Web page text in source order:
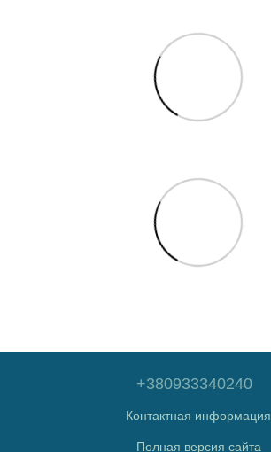
+380933340240
Контактная информация
Полная версия сайта